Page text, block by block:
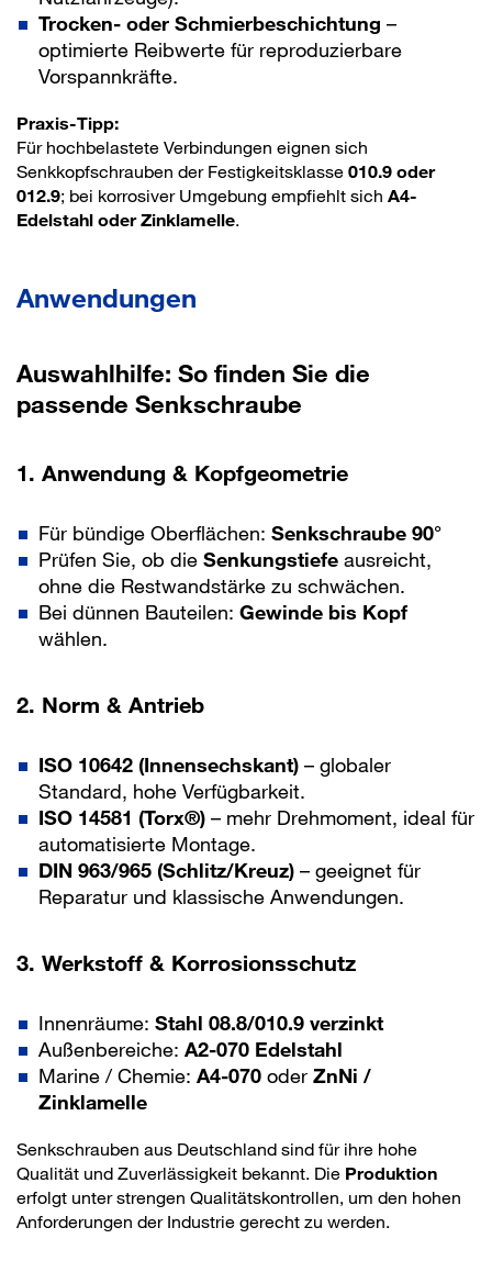
Trocken- oder Schmierbeschichtung –
optimierte Reibwerte für reproduzierbare
Vorspannkräfte.
Praxis-Tipp:
Für hochbelastete Verbindungen eignen sich
Senkkopfschrauben der Festigkeitsklasse 010.9 oder
012.9; bei korrosiver Umgebung empfiehlt sich A4-
Edelstahl oder Zinklamelle.
Anwendungen
Auswahlhilfe: So finden Sie die
passende Senkschraube
1. Anwendung & Kopfgeometrie
Für bündige Oberflächen: Senkschraube 90°
Prüfen Sie, ob die Senkungstiefe ausreicht,
ohne die Restwandstärke zu schwächen.
Bei dünnen Bauteilen: Gewinde bis Kopf
wählen.
2. Norm & Antrieb
ISO 10642 (Innensechskant) – globaler
Standard, hohe Verfügbarkeit.
ISO 14581 (Torx®) – mehr Drehmoment, ideal für
automatisierte Montage.
DIN 963/965 (Schlitz/Kreuz) – geeignet für
Reparatur und klassische Anwendungen.
3. Werkstoff & Korrosionsschutz
Innenräume: Stahl 08.8/010.9 verzinkt
Außenbereiche: A2-070 Edelstahl
Marine / Chemie: A4-070 oder ZnNi /
Zinklamelle
Senkschrauben aus Deutschland sind für ihre hohe
Qualität und Zuverlässigkeit bekannt. Die Produktion
erfolgt unter strengen Qualitätskontrollen, um den hohen
Anforderungen der Industrie gerecht zu werden.